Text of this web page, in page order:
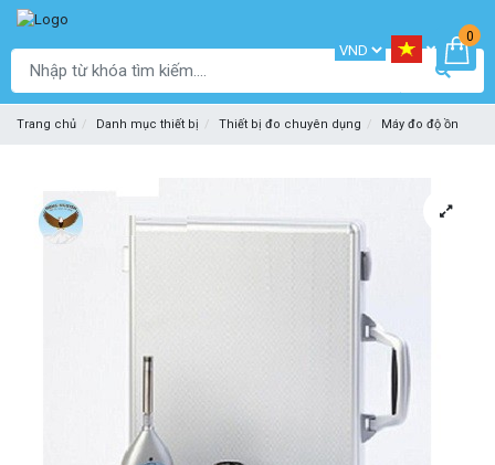
0
Trang chủ Danh mục thiết bị Thiết bị đo chuyên dụng Máy đo độ ồn